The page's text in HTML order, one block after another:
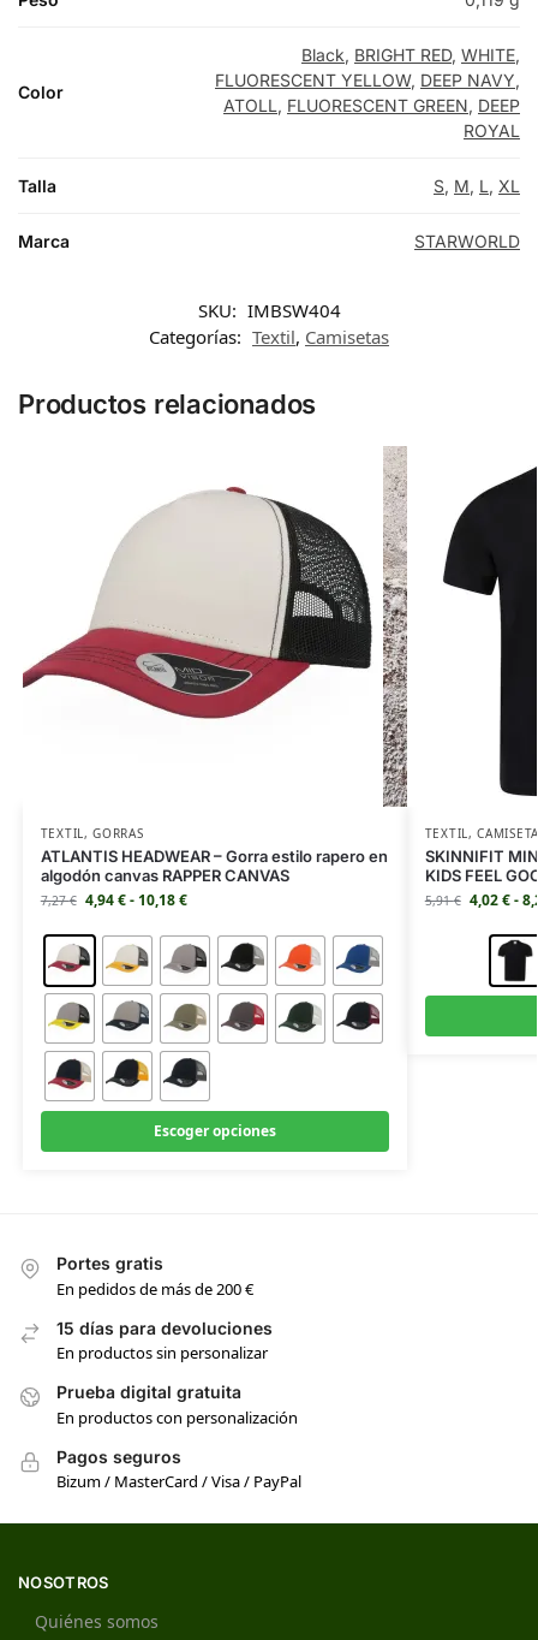
Color
Black, BRIGHT RED, WHITE,
FLUORESCENT YELLOW, DEEP NAVY,
ATOLL, FLUORESCENT GREEN, DEEP
ROYAL
Talla S, M, L, XL
Marca STARWORLD
SKU: IMBSW404
Categorías: Textil, Camisetas
Productos relacionados
TEXTIL,GORRAS
ATLANTIS HEADWEAR – Gorra estilo rapero en
algodón canvas RAPPER CANVAS
7,27€ 4,94€- 10,18€
Escoger opciones
TEXTIL,
SKINNIFIT
KIDS FEEL
5,91€ 4,02€-
Portes gratis
En pedidos de más de 200 €
15 días para devoluciones
En productos sin personalizar
Prueba digital gratuita
En productos con personalización
Pagos seguros
Bizum / MasterCard / Visa / PayPal
NOSOTROS
Quiénes somos